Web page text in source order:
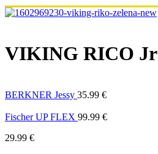
VIKING RICO Jr
BERKNER Jessy 35.99 €
Fischer UP FLEX 99.99 €
29.99 €